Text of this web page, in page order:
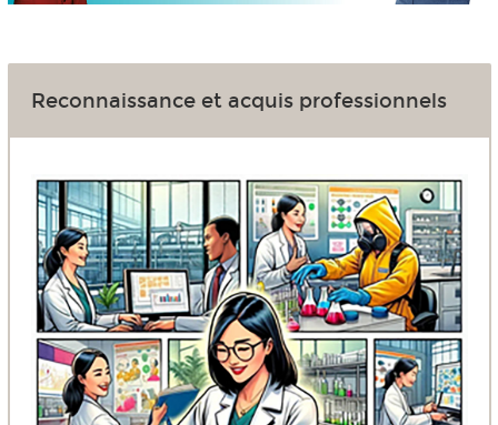
Reconnaissance et acquis professionnels